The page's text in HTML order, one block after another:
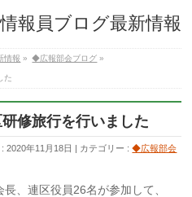
報員ブログ最新情報
情報 » ◆広報部会ブログ »
た
修旅行を行いました
2020年11月18日 カテゴリー :◆広報部会
、連区役員26名が参加して、